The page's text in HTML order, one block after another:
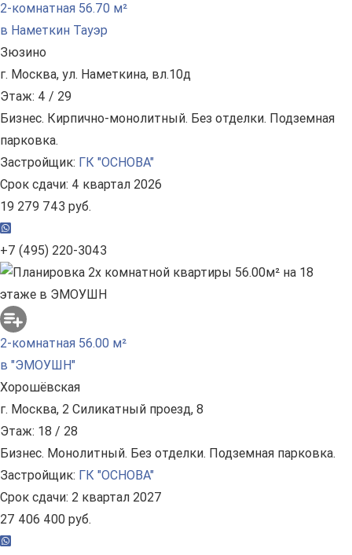
2-комнатная 56.70 м²
в Наметкин Тауэр
Зюзино
г. Москва, ул. Наметкина, вл.10д
Этаж: 4 / 29
Бизнес. Кирпично-монолитный. Без отделки. Подземная
парковка.
Застройщик: ГК "ОСНОВА"
Срок сдачи: 4 квартал 2026
19 279 743 руб.
+7 (495) 220-3043
2-комнатная 56.00 м²
в "ЭМОУШН"
Хорошёвская
г. Москва, 2 Силикатный проезд, 8
Этаж: 18 / 28
Бизнес. Монолитный. Без отделки. Подземная парковка.
Застройщик: ГК "ОСНОВА"
Срок сдачи: 2 квартал 2027
27 406 400 руб.